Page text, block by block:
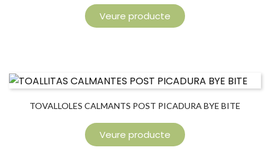
Veure producte
TOVALLOLES CALMANTS POST PICADURA BYE BITE
Veure producte